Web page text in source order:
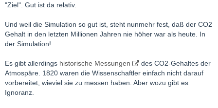
"Ziel". Gut ist da relativ.
Und weil die Simulation so gut ist, steht nunmehr fest, daß der CO2
Gehalt in den letzten Millionen Jahren nie höher war als heute. In
der Simulation!
Es gibt allerdings historische Messungen
des CO2-Gehaltes der
Atmospäre. 1820 waren die Wissenschaftler einfach nicht darauf
vorbereitet, wieviel sie zu messen haben. Aber wozu gibt es
Ignoranz.